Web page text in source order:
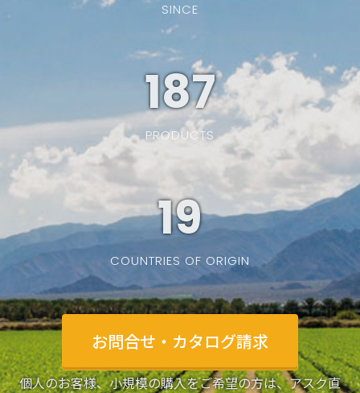
SINCE
187
PRODUCTS
19
COUNTRIES OF ORIGIN
お問合せ・カタログ請求
個人のお客様、小規模の購入をご希望の方は、アスク直